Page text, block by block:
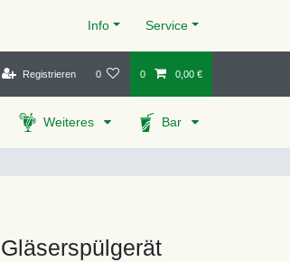
Info Service
Registrieren 0 0 0,00 €
Weiteres Bar